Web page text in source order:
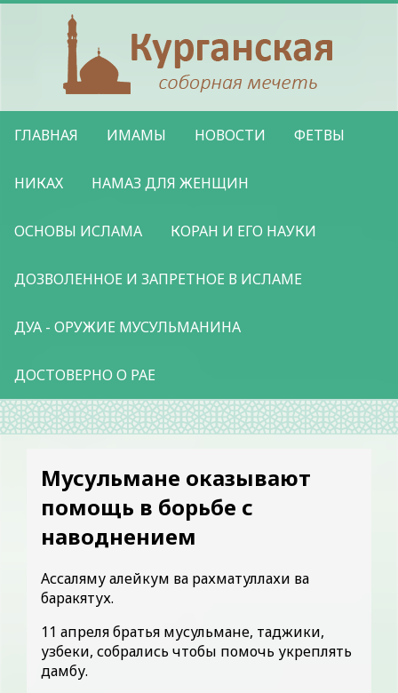
ГЛАВНАЯ ИМАМЫ НОВОСТИ ФЕТВЫ
НИКАХ НАМАЗ ДЛЯ ЖЕНЩИН
ОСНОВЫ ИСЛАМА КОРАН И ЕГО НАУКИ
ДОЗВОЛЕННОЕ И ЗАПРЕТНОЕ В ИСЛАМЕ
ДУА - ОРУЖИЕ МУСУЛЬМАНИНА
ДОСТОВЕРНО О РАЕ
Мусульмане оказывают
помощь в борьбе с
наводнением
Ассаляму алейкум ва рахматуллахи ва
баракятух.
11 апреля братья мусульмане, таджики,
узбеки, собрались чтобы помочь укреплять
дамбу.